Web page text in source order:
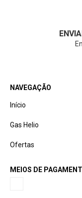
NAVEGAÇÃO
Início
Gas Helio
Ofertas
MEIOS DE